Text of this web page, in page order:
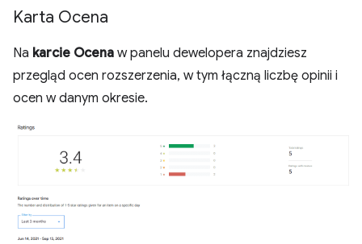
Karta Ocena
Na karcie Ocena w panelu dewelopera znajdziesz
przegląd ocen rozszerzenia, w tym łączną liczbę opinii i
ocen w danym okresie.